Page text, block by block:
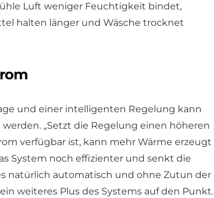
Luft weniger Feuchtigkeit bindet,
halten länger und Wäsche trocknet
und einer intelligenten Regelung kann
„Setzt die Regelung einen höheren
verfügbar ist, kann mehr Wärme erzeugt
System noch effizienter und senkt die
natürlich automatisch und ohne Zutun der
weiteres Plus des Systems auf den Punkt.